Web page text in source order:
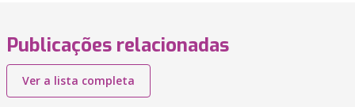
Publicações relacionadas
Ver a lista completa